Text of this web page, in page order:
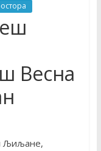
Весна
Љиљане,